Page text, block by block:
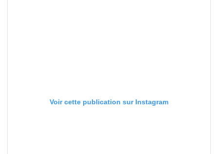
Voir cette publication sur Instagram